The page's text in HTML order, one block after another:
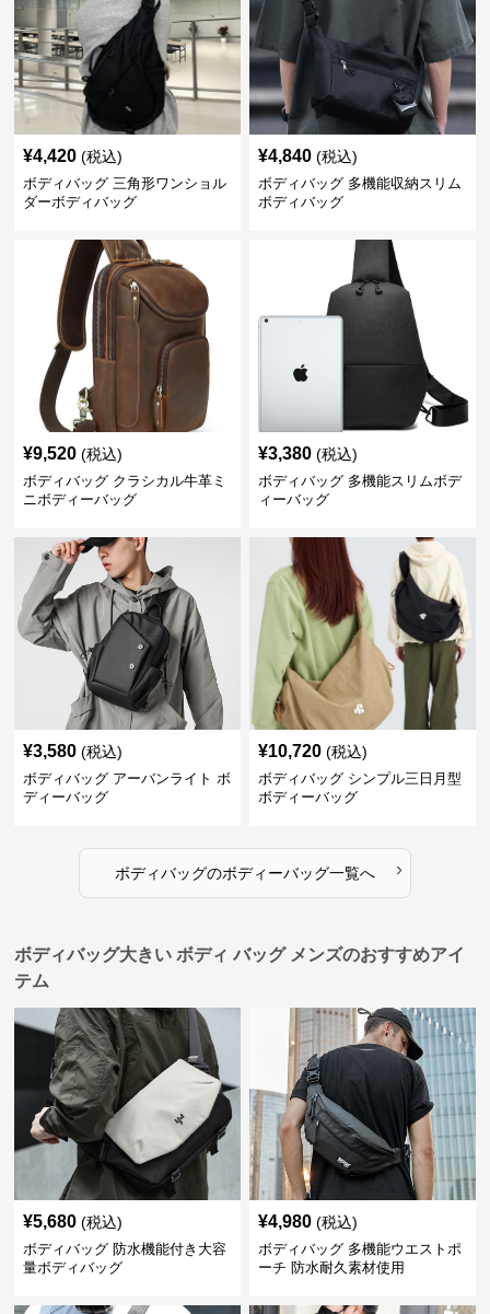
¥4,420 (税込)
ボディバッグ 三角形ワンショル
ダーボディバッグ
¥4,840 (税込)
ボディバッグ 多機能収納スリム
ボディバッグ
¥9,520 (税込)
ボディバッグ クラシカル牛革ミ
ニボディーバッグ
¥3,380 (税込)
ボディバッグ 多機能スリムボデ
ィーバッグ
¥3,580 (税込)
ボディバッグ アーバンライト ボ
ディーバッグ
¥10,720 (税込)
ボディバッグ シンプル三日月型
ボディーバッグ
ボディバッグのボディーバッグ一覧へ ›
ボディバッグ大きい ボディ バッグ メンズのおすすめアイ
テム
¥5,680 (税込)
ボディバッグ 防水機能付き大容
量ボディバッグ
¥4,980 (税込)
ボディバッグ 多機能ウエストポ
ーチ 防水耐久素材使用